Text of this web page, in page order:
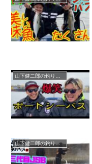
山下健二郎の釣りベース